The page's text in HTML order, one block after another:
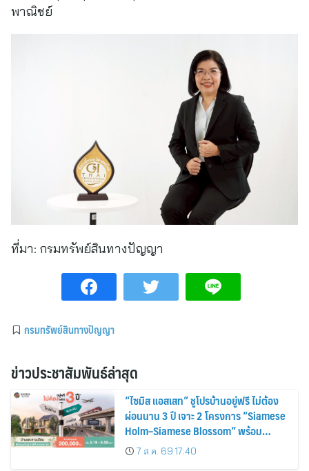
พาณิชย์
ที่มา: กรมทรัพย์สินทางปัญญา
กรมทรัพย์สินทางปัญญา
ข่าวประชาสัมพันธ์ล่าสุด
“ไซมิส แอสเสท” ชูโปรบ้านอยู่ฟรี ไม่ต้อง
ผ่อนนาน 3 ปี เจาะ 2 โครงการ “Siamese
Holm–Siamese Blossom” พร้อม
ส่วนลดและสิทธิพิเศษถึง 31 สิงหาคม
2569
7 ส.ค. 69 17:40